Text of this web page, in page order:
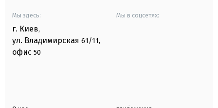
Мы здесь:
г. Киев,
ул. Владимирская 61/11,
офис 50
Мы в соцсетях: